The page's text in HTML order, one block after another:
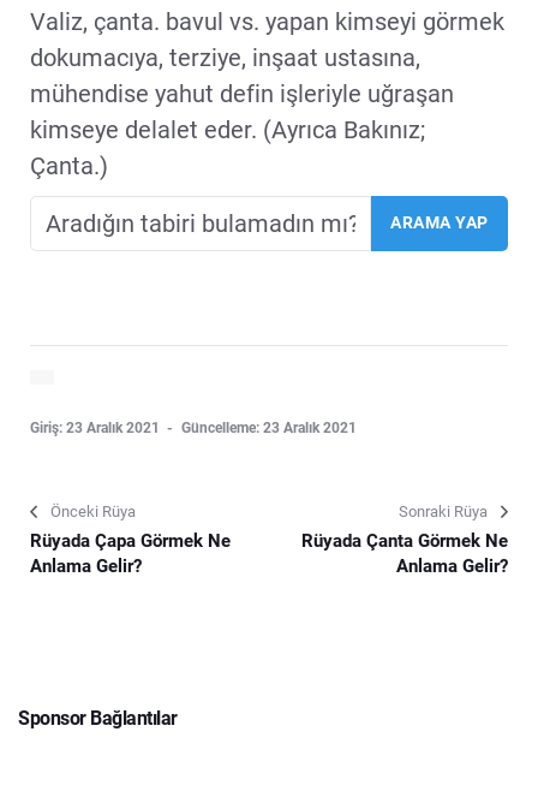
Valiz, çanta. bavul vs. yapan kimseyi görmek
dokumacıya, terziye, inşaat ustasına,
mühendise yahut defin işleriyle uğraşan
kimseye delalet eder. (Ayrıca Bakınız;
Çanta.)
Giriş: 23 Aralık 2021 Güncelleme: 23 Aralık 2021
Önceki Rüya
Rüyada Çapa Görmek Ne
Anlama Gelir?
Sonraki Rüya
Rüyada Çanta Görmek Ne
Anlama Gelir?
Sponsor Bağlantılar